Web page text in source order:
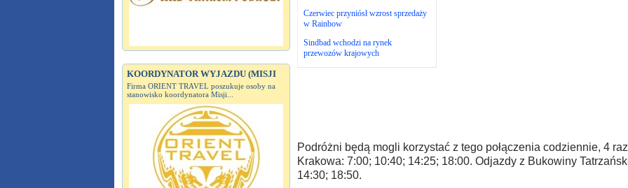
KOORDYNATOR WYJAZDU (MISJI
Firma ORIENT TRAVEL poszukuje osoby na
stanowisko koordynatora Misji...
Czerwiec przyniósł wzrost sprzedaży
w Rainbow
Sindbad wchodzi na rynek
przewozów krajowych
Podróżni będą mogli korzystać z tego połączenia codziennie, 4
Krakowa: 7:00; 10:40; 14:25; 18:00. Odjazdy z Bukowiny
14:30; 18:50.